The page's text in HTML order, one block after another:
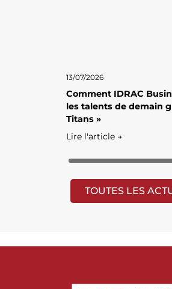
13/07/2026
Comment IDRAC
les talents de demain
Titans »
Lire l'article →
TOUTES LES